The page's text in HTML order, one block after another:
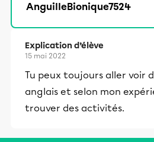
AnguilleBionique7524
Explication d’élève
15 mai 2022
Tu peux toujours aller voir
anglais et selon mon
trouver des activités.